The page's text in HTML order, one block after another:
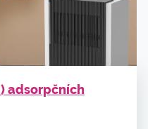
adsorpčních